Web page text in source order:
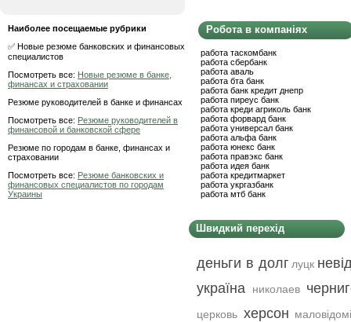
Наиболее посещаемые рубрики
✅ Новые резюме банковских и финансовых
специалистов
Посмотреть все: Новые резюме в банке,
финансах и страховании
Резюме руководителей в банке и финансах
Посмотреть все: Резюме руководителей в
финансовой и банковской сфере
Резюме по городам в банке, финансах и
страховании
Посмотреть все: Резюме банковских и
финансовых специалистов по городам
Украины
Робота в компаніях
работа таскомбанк
работа сбербанк
работа аваль
работа бта банк
работа банк кредит днепр
работа пиреус банк
работа креди агриколь банк
работа форвард банк
работа универсал банк
работа альфа банк
работа юнекс банк
работа правэкс банк
работа идея банк
работа кредитмаркет
работа укргазбанк
работа мтб банк
Швидкий перехід
деньги в долг луцк
україна
николаев
церковь херсон